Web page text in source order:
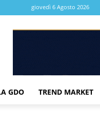
giovedì 6 Agosto 2026
GDO TREND MARKET